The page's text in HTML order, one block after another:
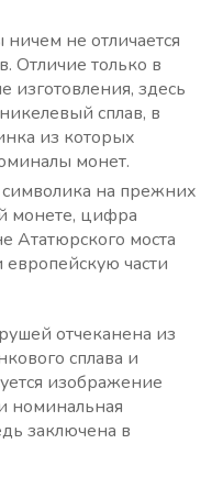
не отличается
Отличие только в
изготовления, здесь
сплав, в
из которых
монет.
на прежних
монете, цифра
Ататюрского моста
части
отчеканена из
сплава и
изображение
номинальная
заключена в